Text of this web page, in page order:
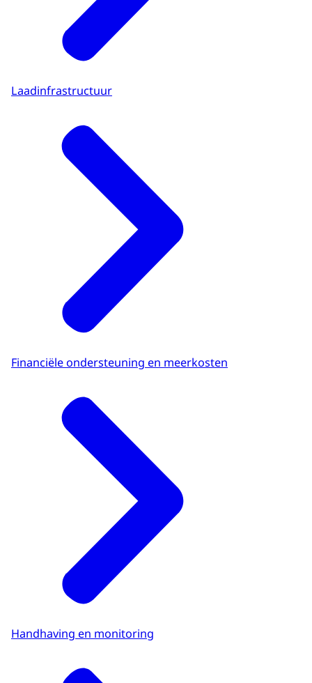
Laadinfrastructuur
Financiële ondersteuning en meerkosten
Handhaving en monitoring